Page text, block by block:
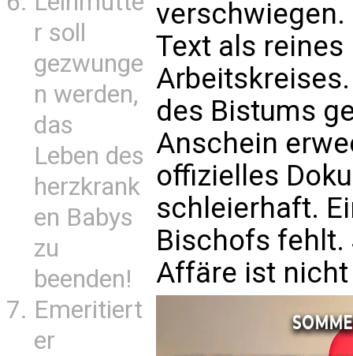
r soll
gezwunge
n werden,
das
Leben des
herzkrank
en Babys
zu
beenden!
Emeritiert
er
Text als
des Bistums
Anschein
offizielles
schleierhaft.
Bischofs fehlt.
Affäre ist